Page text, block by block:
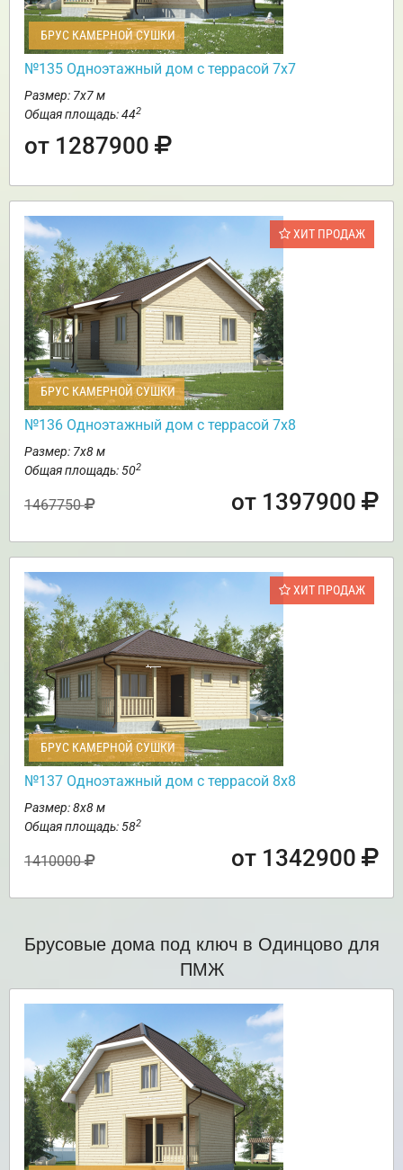
БРУС КАМЕРНОЙ СУШКИ
№135 Одноэтажный дом с террасой 7х7
Размер: 7х7 м
Общая площадь: 442
от 1287900
ХИТ ПРОДАЖ
БРУС КАМЕРНОЙ СУШКИ
№136 Одноэтажный дом с террасой 7х8
Размер: 7х8 м
Общая площадь: 502
1467750 от 1397900
ХИТ ПРОДАЖ
БРУС КАМЕРНОЙ СУШКИ
№137 Одноэтажный дом с террасой 8х8
Размер: 8х8 м
Общая площадь: 582
1410000 от 1342900
Брусовые дома под ключ в Одинцово для
ПМЖ